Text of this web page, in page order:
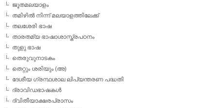
ജൂതമലയാളം
തമിഴില്‍ നിന്ന് മലയാളത്തിലേക്ക്
തലശേരി ഭാഷ
താരതമ്യ ഭാഷാശാസ്ത്രപഠനം
തുളു ഭാഷ
തെരുവുനാടകം
തെറ്റും ശരിയും (അ)
ദേശീയ ഗ്രന്ഥശാല ലിപ്യന്തരണ പദ്ധതി
ദ്രാവിഡഭാഷകള്‍
ദ്വിതീയാക്ഷരപ്രാസം